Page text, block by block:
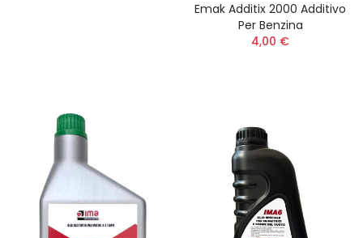
Emak Additix 2000 Additivo
Per Benzina
4,00 €